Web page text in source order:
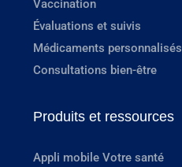
Vaccination
Évaluations et suivis
Médicaments personnalisés
Consultations bien-être
Produits et ressources
Appli mobile Votre santé